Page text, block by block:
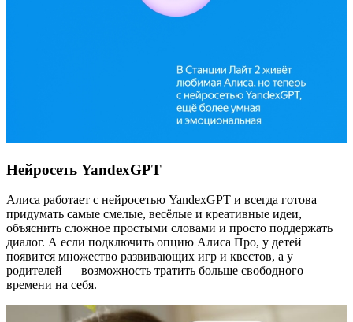
Нейросеть YandexGPT
Алиса работает с нейросетью YandexGPT и всегда готова
придумать самые смелые, весёлые и креативные идеи,
объяснить сложное простыми словами и просто поддержать
диалог. А если подключить опцию Алиса Про, у детей
появится множество развивающих игр и квестов, а у
родителей — возможность тратить больше свободного
времени на себя.